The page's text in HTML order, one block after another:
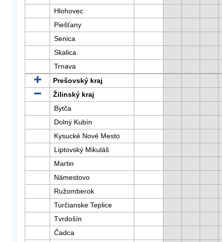
Hlohovec
Piešťany
Senica
Skalica
Trnava
Prešovský kraj
Žilinský kraj
Bytča
Dolný Kubín
Kysucké Nové Mesto
Liptovský Mikuláš
Martin
Námestovo
Ružomberok
Turčianske Teplice
Tvrdošín
Čadca